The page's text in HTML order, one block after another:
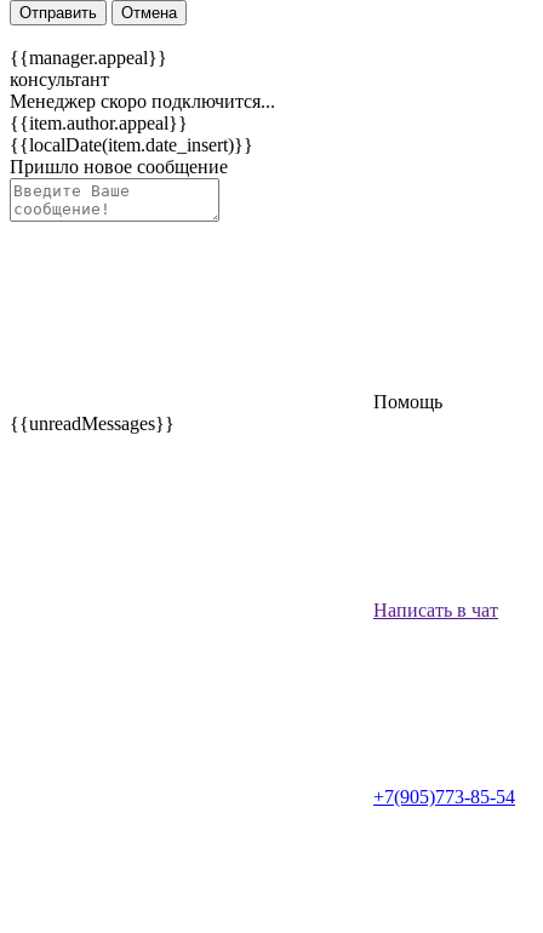
Отправить Отмена
{{manager.appeal}}
консультант
Менеджер скоро подключится...
{{item.author.appeal}}
{{localDate(item.date_insert)}}
Пришло новое сообщение
Помощь
{{unreadMessages}}
Написать в чат
+7(905)773-85-54